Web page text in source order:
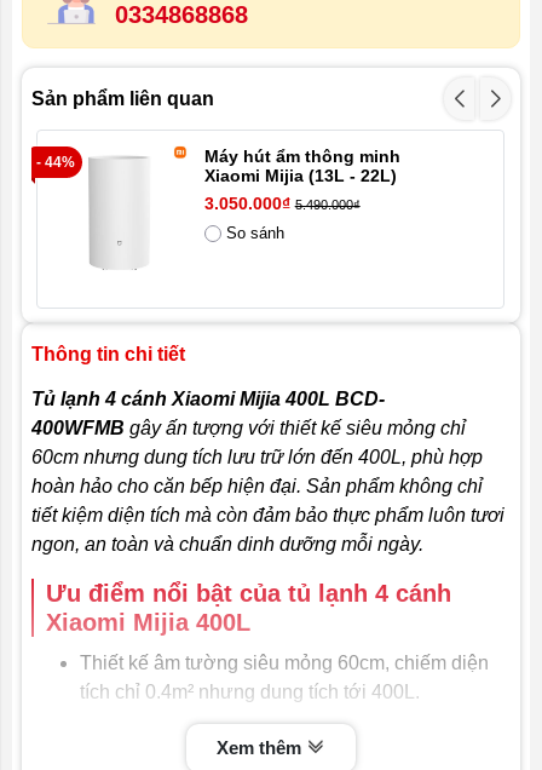
0334868868
Sản phẩm liên quan
- 44%
Máy hút ẩm thông minh
Xiaomi Mijia (13L - 22L)
3.050.000₫ 5.490.000₫
So sánh
Thông tin chi tiết
Tủ lạnh 4 cánh Xiaomi Mijia 400L BCD-
400WFMB gây ấn tượng với thiết kế siêu mỏng chỉ
60cm nhưng dung tích lưu trữ lớn đến 400L, phù hợp
hoàn hảo cho căn bếp hiện đại. Sản phẩm không chỉ
tiết kiệm diện tích mà còn đảm bảo thực phẩm luôn tươi
ngon, an toàn và chuẩn dinh dưỡng mỗi ngày.
Ưu điểm nổi bật của tủ lạnh 4 cánh
Xiaomi Mijia 400L
Thiết kế âm tường siêu mỏng 60cm, chiếm diện
tích chỉ 0.4m² nhưng dung tích tới 400L.
14 ngăn lưu trữ khoa học, sắp xếp thực phẩm gọn
Xem thêm